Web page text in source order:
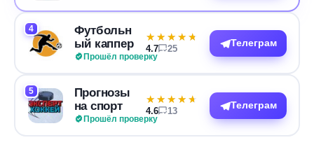
4
Футбольн
ый каппер
Прошёл проверку
★★★★★
★★★★★
4.7 25
Телеграм
5
Прогнозы
на спорт
Прошёл проверку
★★★★★
★★★★★
4.6 13
Телеграм